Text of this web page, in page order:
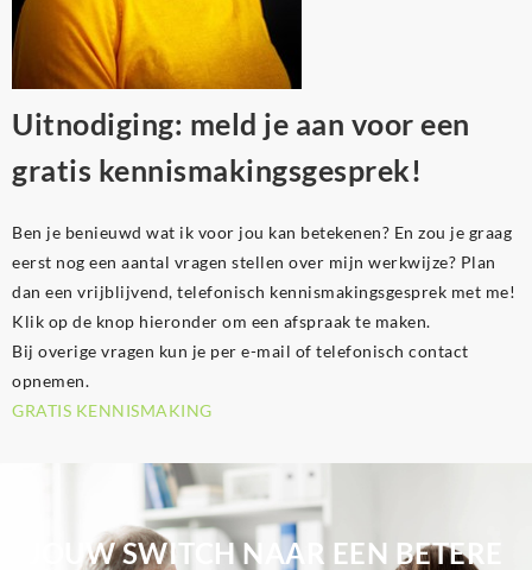
Uitnodiging: meld je aan voor een
gratis kennismakingsgesprek!
Ben je benieuwd wat ik voor jou kan betekenen? En zou je graag
eerst nog een aantal vragen stellen over mijn werkwijze? Plan
dan een vrijblijvend, telefonisch kennismakingsgesprek met me!
Klik op de knop hieronder om een afspraak te maken.
Bij overige vragen kun je per e-mail of telefonisch contact
opnemen.
GRATIS KENNISMAKING
JOUW SWITCH NAAR EEN BETERE